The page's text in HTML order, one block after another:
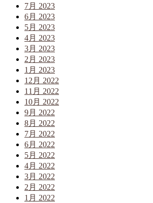
7月 2023
6月 2023
5月 2023
4月 2023
3月 2023
2月 2023
1月 2023
12月 2022
11月 2022
10月 2022
9月 2022
8月 2022
7月 2022
6月 2022
5月 2022
4月 2022
3月 2022
2月 2022
1月 2022